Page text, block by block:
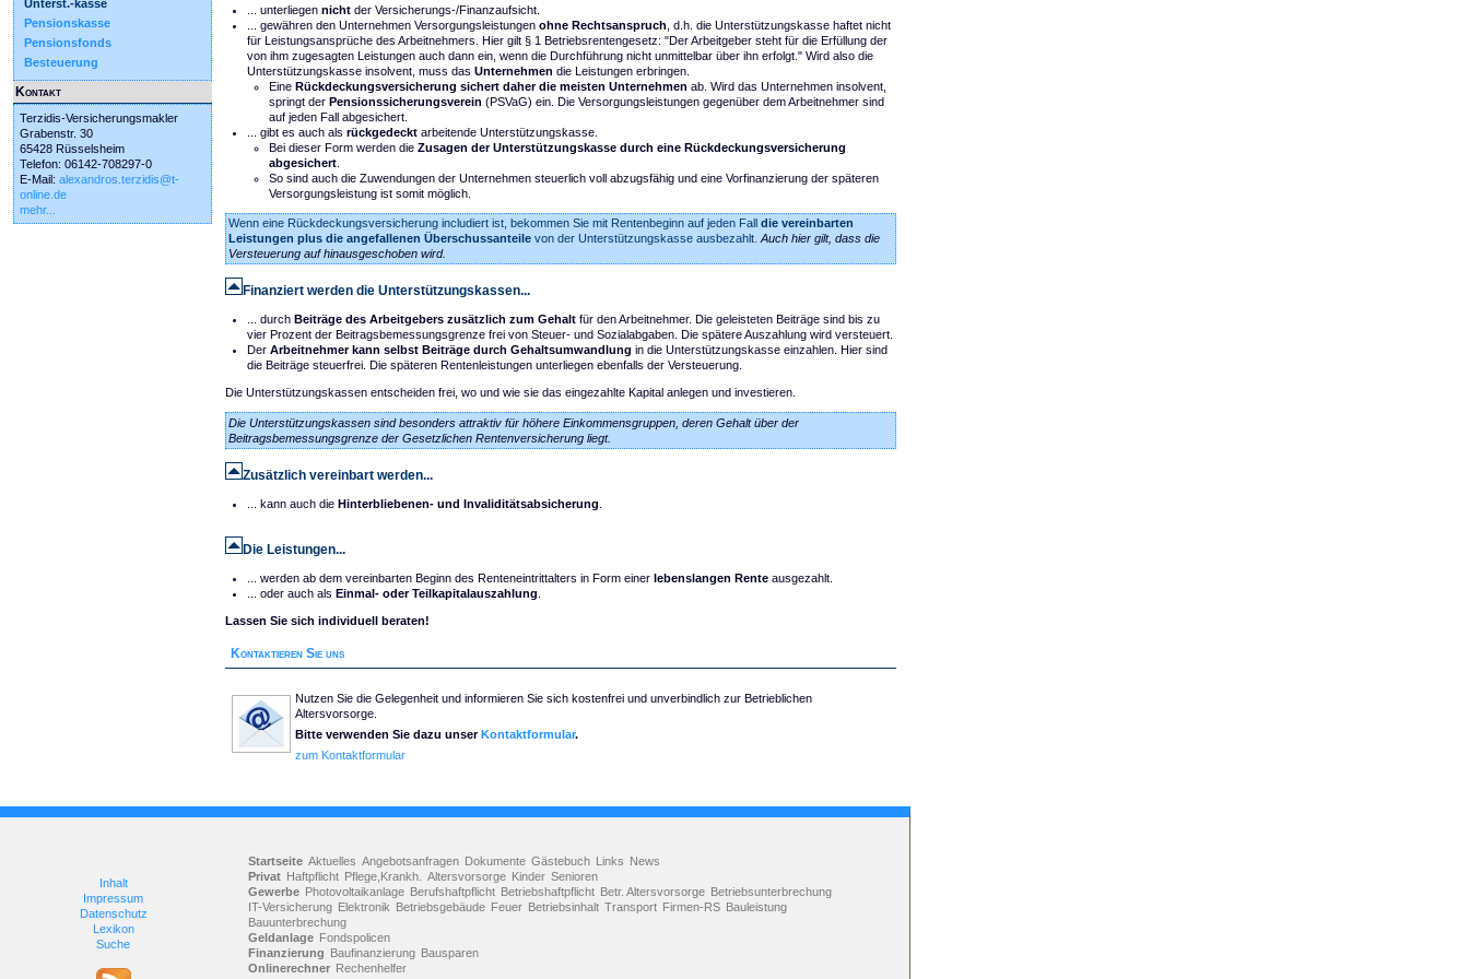
Unterst.-kasse
Pensionskasse
Pensionsfonds
Besteuerung
Kontakt
Terzidis-Versicherungsmakler
Grabenstr. 30
65428 Rüsselsheim
Telefon: 06142-708297-0
E-Mail: alexandros.terzidis@t-
online.de
mehr...
... unterliegen nicht der Versicherungs-/Finanzaufsicht.
... gewähren den Unternehmen Versorgungsleistungen ohne Rechtsanspruch , d.h. die Unterstützungskasse haftet nicht
für Leistungsansprüche des Arbeitnehmers. Hier gilt § 1 Betriebsrentengesetz: "Der Arbeitgeber steht für die Erfüllung der
von ihm zugesagten Leistungen auch dann ein, wenn die Durchführung nicht unmittelbar über ihn erfolgt." Wird also die
Unterstützungskasse insolvent, muss das Unternehmen die Leistungen erbringen.
Eine Rückdeckungsversicherung sichert daher die meisten Unternehmen ab. Wird das Unternehmen insolvent,
springt der Pensionssicherungsverein (PSVaG) ein. Die Versorgungsleistungen gegenüber dem Arbeitnehmer sind
auf jeden Fall abgesichert.
... gibt es auch als rückgedeckt arbeitende Unterstützungskasse.
Bei dieser Form werden die Zusagen der Unterstützungskasse durch eine Rückdeckungsversicherung
abgesichert
So sind auch die Zuwendungen der Unternehmen steuerlich voll abzugsfähig und eine Vorfinanzierung der späteren
Versorgungsleistung ist somit möglich.
Wenn eine Rückdeckungsversicherung includiert ist, bekommen Sie mit Rentenbeginn auf jeden Fall die vereinbarten
Leistungen plus die angefallenen Überschussanteile von der Unterstützungskasse ausbezahlt. Auch hier gilt, dass die
Versteuerung auf hinausgeschoben wird.
Finanziert werden die Unterstützungskassen...
... durch Beiträge des Arbeitgebers zusätzlich zum Gehalt für den Arbeitnehmer. Die geleisteten Beiträge sind bis zu
vier Prozent der Beitragsbemessungsgrenze frei von Steuer- und Sozialabgaben. Die spätere Auszahlung wird versteuert.
Der Arbeitnehmer kann selbst Beiträge durch Gehaltsumwandlung in die Unterstützungskasse einzahlen. Hier sind
die Beiträge steuerfrei. Die späteren Rentenleistungen unterliegen ebenfalls der Versteuerung.
Die Unterstützungskassen entscheiden frei, wo und wie sie das eingezahlte Kapital anlegen und investieren.
Die Unterstützungskassen sind besonders attraktiv für höhere Einkommensgruppen, deren Gehalt über der
Beitragsbemessungsgrenze der Gesetzlichen Rentenversicherung liegt.
Zusätzlich vereinbart werden...
... kann auch die Hinterbliebenen- und Invaliditätsabsicherung
Die Leistungen...
... werden ab dem vereinbarten Beginn des Renteneintrittalters in Form einer lebenslangen Rente ausgezahlt.
... oder auch als Einmal- oder Teilkapitalauszahlung
Lassen Sie sich individuell beraten!
Kontaktieren Sie uns
Nutzen Sie die Gelegenheit und informieren Sie sich kostenfrei und unverbindlich zur Betrieblichen
Altersvorsorge.
Bitte verwenden Sie dazu unserKontaktformular.
zum Kontaktformular
Inhalt
Impressum
Datenschutz
Lexikon
Suche
Startseite Aktuelles Angebotsanfragen Dokumente Gästebuch Links News
Privat Haftpflicht Pflege,Krankh. Altersvorsorge Kinder Senioren
Gewerbe Photovoltaikanlage Berufshaftpflicht Betriebshaftpflicht Betr. Altersvorsorge Betriebsunterbrechung
IT-Versicherung Elektronik Betriebsgebäude Feuer Betriebsinhalt Transport Firmen-RS Bauleistung
Bauunterbrechung
Geldanlage Fondspolicen
Finanzierung Baufinanzierung Bausparen
Onlinerechner Rechenhelfer